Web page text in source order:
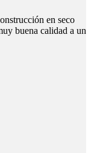
en seco
buena calidad a un